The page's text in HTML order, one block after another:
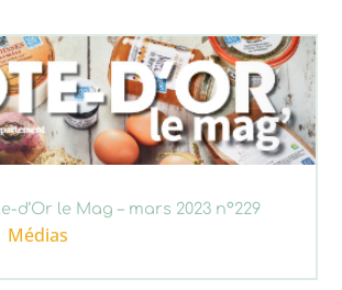
d’Or le Mag – mars 2023 n°229
Médias